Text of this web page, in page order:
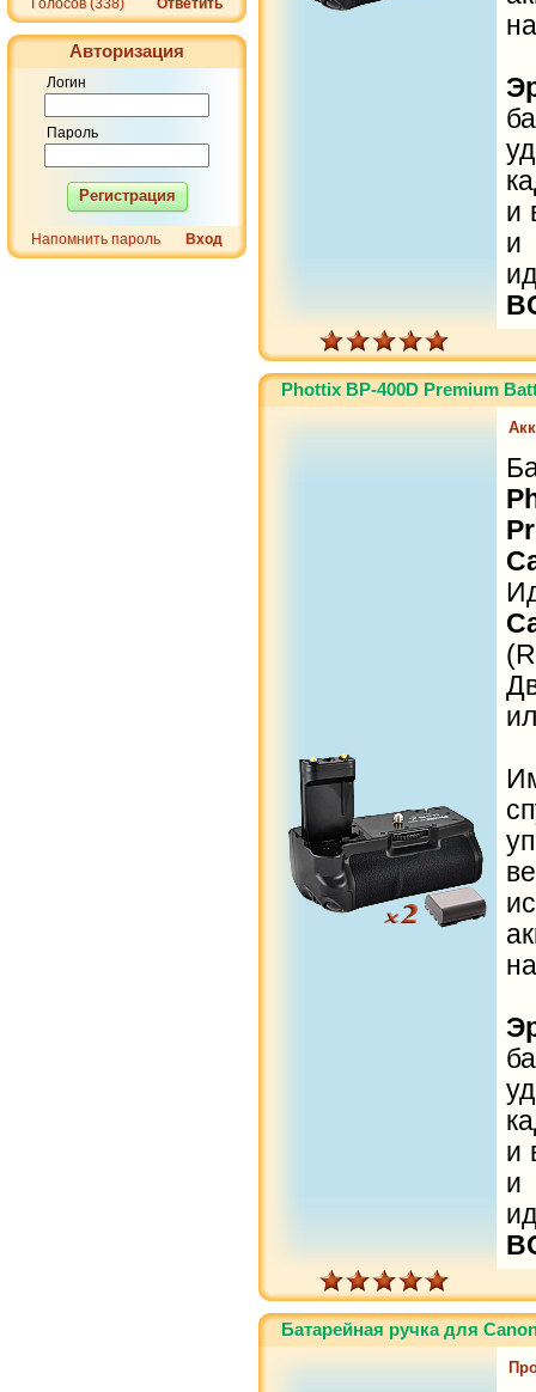
Голосов (338)
Ответить
Авторизация
Логин
Пароль
Регистрация
Напомнить пароль Вход
и
и
Phottix BP-400D Premium
и
и
Батарейная ручка для